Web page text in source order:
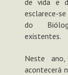
esclarece-
do
existentes.
Neste
acontecerá